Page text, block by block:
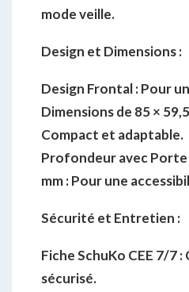
mode veille.
Design et Dimensions :
Design Frontal :Pour
Dimensions de 85 ×
Compact et adaptable.
Profondeur avec
mm :Pour une
Sécurité et Entretien :
Fiche SchuKo CEE 7/7 :
sécurisé.